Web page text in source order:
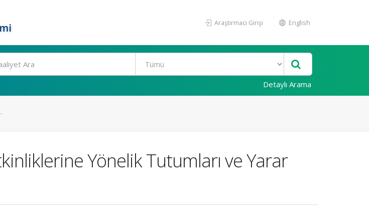
Araştırmacı Girişi English
Detaylı Arama
Yönelik Tutumları ve Yarar